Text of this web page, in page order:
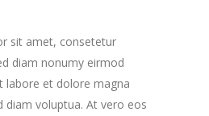
sit amet, consetetur
diam nonumy eirmod
labore et dolore magna
diam voluptua. At vero eos